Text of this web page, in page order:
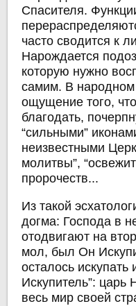
Спасителя.
часто сводится к
Нарождается
которую нужно
самим. В народном
ощущение того,
благодать,
“сильными”
неизвестными
молитвы”,
пророчеств...
Из такой
догма: Господа в
отодвигают на
мол, был Он
осталось
Искупитель”:
весь мир своей